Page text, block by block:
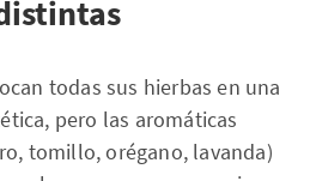
todas sus hierbas en una
pero las aromáticas
tomillo, orégano, lavanda)